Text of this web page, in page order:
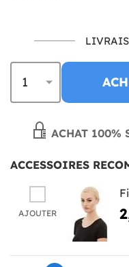
ACHAT 100%
ACCESSOIRES
AJOUTER